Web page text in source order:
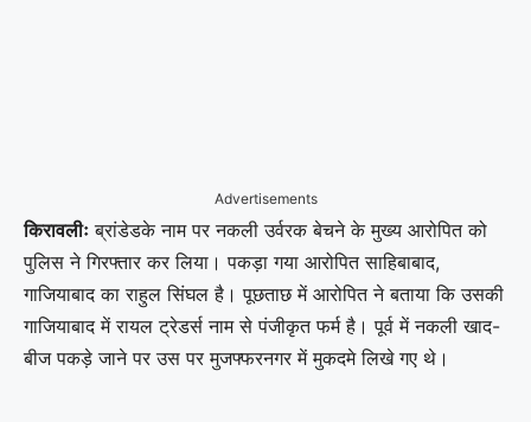
Advertisements
किरावलीः ब्रांडेडके नाम पर नकली उर्वरक बेचने के मुख्य आरोपित को
पुलिस ने गिरफ्तार कर लिया। पकड़ा गया आरोपित साहिबाबाद,
गाजियाबाद का राहुल सिंघल है। पूछताछ में आरोपित ने बताया कि उसकी
गाजियाबाद में रायल ट्रेडर्स नाम से पंजीकृत फर्म है। पूर्व में नकली खाद-
बीज पकड़े जाने पर उस पर मुजफ्फरनगर में मुकदमे लिखे गए थे।